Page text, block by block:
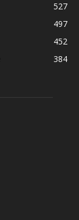
527
497
452
384